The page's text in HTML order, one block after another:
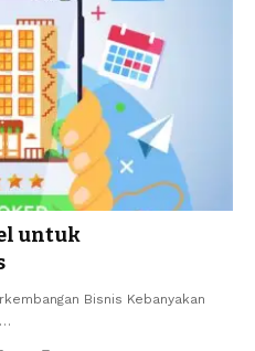
untuk
Bisnis Kebanyakan